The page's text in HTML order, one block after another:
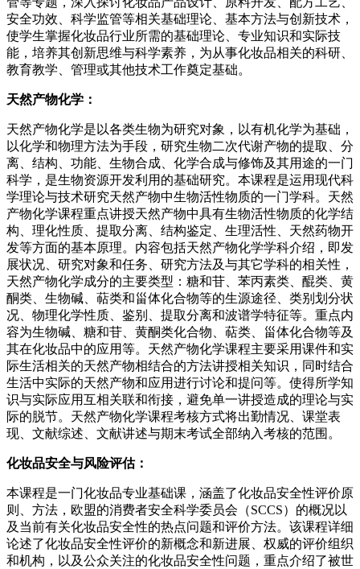
安全功效、科学监管等相关基础理论、基本方法与创新技术，
使学生掌握化妆品行业所需的基础理论、专业知识和实际技
能，培养其创新思维与科学素养，为从事化妆品相关的科研、
教育教学、管理或其他技术工作奠定基础。
天然产物化学：
天然产物化学是以各类生物为研究对象，以有机化学为基础，
以化学和物理方法为手段，研究生物二次代谢产物的提取、分
离、结构、功能、生物合成、化学合成与修饰及其用途的一门
科学，是生物资源开发利用的基础研究。本课程是运用现代科
学理论与技术研究天然产物中生物活性物质的一门学科。天然
产物化学课程重点讲授天然产物中具有生物活性物质的化学结
构、理化性质、提取分离、结构鉴定、生理活性、天然药物开
发等方面的基本原理。内容包括天然产物化学学科介绍，即发
展状况、研究对象和任务、研究方法及与其它学科的相关性，
天然产物化学成分的主要类型：糖和苷、苯丙素类、醌类、黄
酮类、生物碱、萜类和甾体化合物等的生源途径、类别划分状
况、物理化学性质、鉴别、提取分离和波谱学特征等。重点内
容为生物碱、糖和苷、黄酮类化合物、萜类、甾体化合物等及
其在化妆品中的应用等。天然产物化学课程主要采用课件和实
际生活相关的天然产物相结合的方法讲授相关知识，同时结合
生活中实际的天然产物和应用进行讨论和提问等。使得所学知
识与实际应用互相关联和衔接，避免单一讲授造成的理论与实
际的脱节。天然产物化学课程考核方式将出勤情况、课堂表
现、文献综述、文献讲述与期末考试全部纳入考核的范围。
化妆品安全与风险评估：
本课程是一门化妆品专业基础课，涵盖了化妆品安全性评价原
则、方法，欧盟的消费者安全科学委员会（SCCS）的概况以
及当前有关化妆品安全性的热点问题和评价方法。该课程详细
论述了化妆品安全性评价的新概念和新进展、权威的评价组织
和机构，以及公众关注的化妆品安全性问题，重点介绍了被世